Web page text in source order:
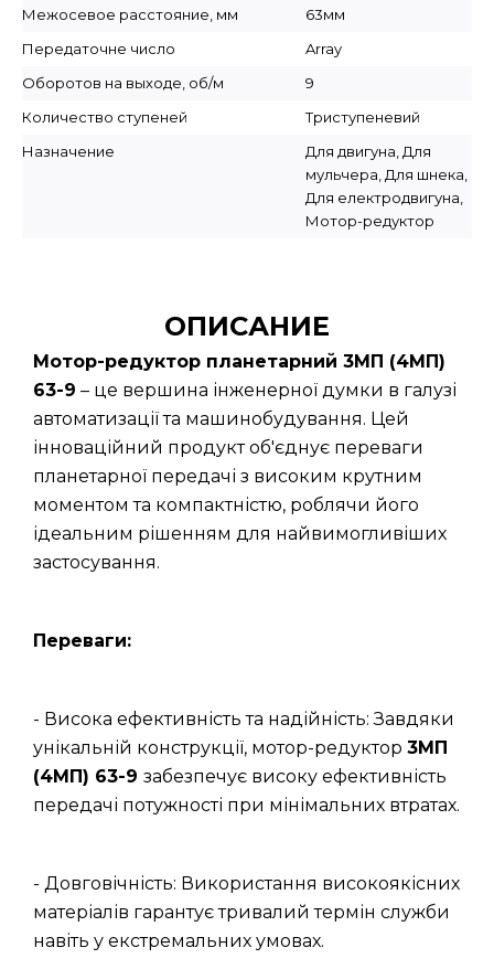
Межосевое расстояние, мм
63мм
Передаточне число
Array
Оборотов на выходе, об/м
9
Количество ступеней
Триступеневий
Назначение
Для двигуна, Для
мульчера, Для шнека,
Для електродвигуна,
Мотор-редуктор
ОПИСАНИЕ
Мотор-редуктор планетарний 3МП (4МП)
63-9 – це вершина інженерної думки в галузі
автоматизації та машинобудування. Цей
інноваційний продукт об'єднує переваги
планетарної передачі з високим крутним
моментом та компактністю, роблячи його
ідеальним рішенням для найвимогливіших
застосування.
Переваги:
- Висока ефективність та надійність: Завдяки
унікальній конструкції, мотор-редуктор 3МП
(4МП) 63-9 забезпечує високу ефективність
передачі потужності при мінімальних втратах.
- Довговічність: Використання високоякісних
матеріалів гарантує тривалий термін служби
навіть у екстремальних умовах.